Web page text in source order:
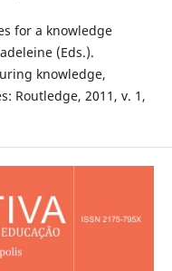
for a knowledge
(Eds.).
knowledge,
Routledge, 2011, v. 1,